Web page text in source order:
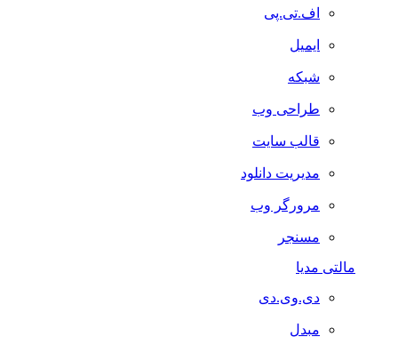
اف.تی.پی
ایمیل
شبکه
طراحی وب
قالب سایت
مدیریت دانلود
مرورگر وب
مسنجر
مالتی مدیا
دی.وی.دی
مبدل